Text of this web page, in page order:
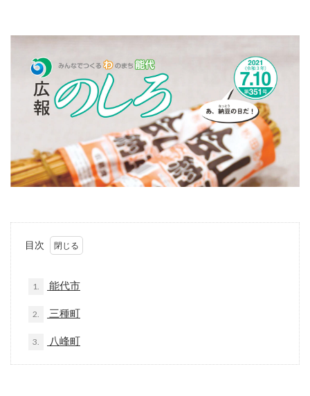
目次
1. 能代市
2. 三種町
3. 八峰町